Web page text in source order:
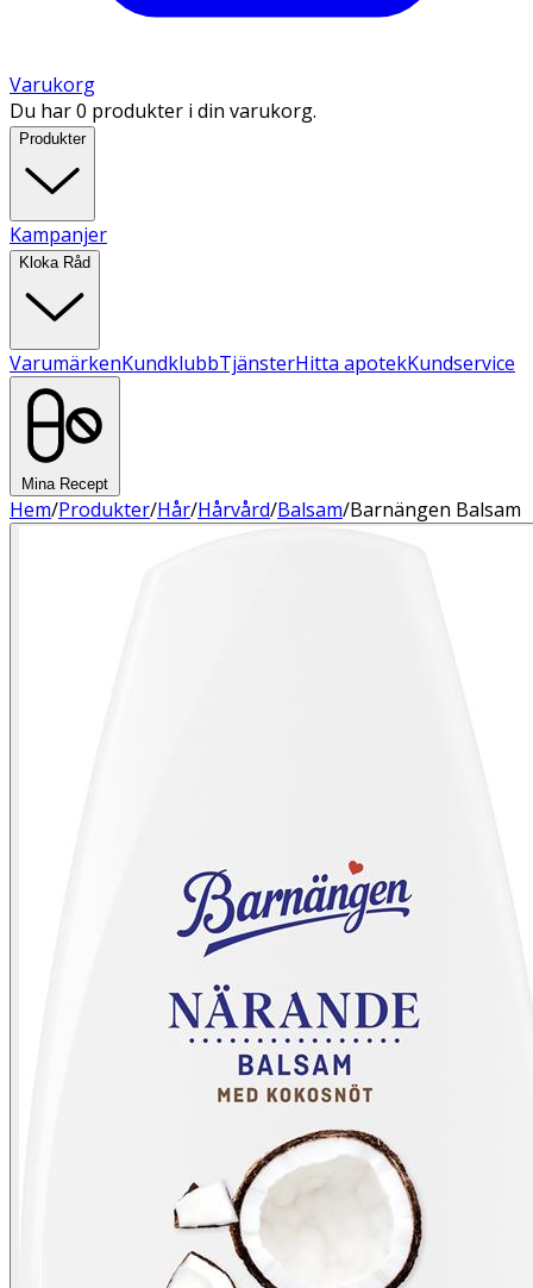
Varukorg
Du har 0 produkter i din varukorg.
Produkter
Kampanjer
Kloka Råd
VarumärkenKundklubbTjänsterHitta apotekKundservice
Mina Recept
Hem/Produkter/Hår/Hårvård/Balsam/Barnängen Balsam